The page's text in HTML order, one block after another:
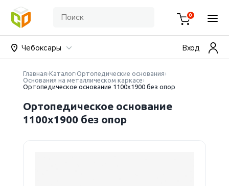
0
Чебоксары Вход
Главная Каталог Ортопедические основания
Основания на металлическом каркасе
Ортопедическое основание 1100х1900 без опор
Ортопедическое основание
1100х1900 без опор